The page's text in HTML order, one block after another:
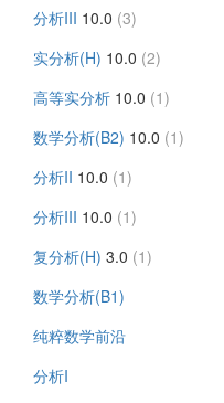
分析III 10.0 (3)
实分析(H) 10.0 (2)
高等实分析 10.0 (1)
数学分析(B2) 10.0 (1)
分析II 10.0 (1)
分析III 10.0 (1)
复分析(H) 3.0 (1)
数学分析(B1)
纯粹数学前沿
分析I